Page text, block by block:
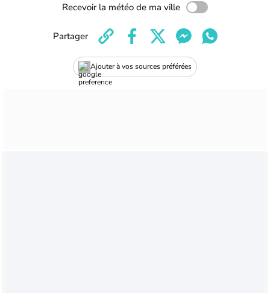
Recevoir la météo de ma ville
Ajouter à vos sources préférées
Partager